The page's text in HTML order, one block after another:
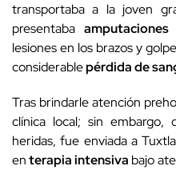
transportaba a la joven
presentaba amputaciones
lesiones en los brazos y
considerablepérdida de
Tras brindarle atención
clínica local; sin
heridas, fue enviada a
enterapia intensiva bajo